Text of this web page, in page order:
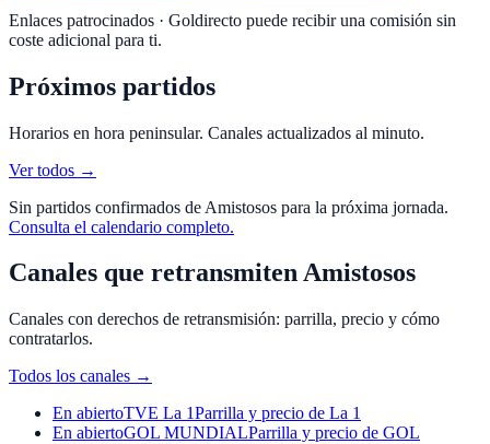
Enlaces patrocinados · Goldirecto puede recibir una comisión sin
coste adicional para ti.
Próximos partidos
Horarios en hora peninsular. Canales actualizados al minuto.
Ver todos →
Sin partidos confirmados de Amistosos para la próxima jornada.
Consulta el calendario completo.
Canales que retransmiten Amistosos
Canales con derechos de retransmisión: parrilla, precio y cómo
contratarlos.
Todos los canales →
En abiertoTVE La 1Parrilla y precio de La 1
En abiertoGOL MUNDIALParrilla y precio de GOL